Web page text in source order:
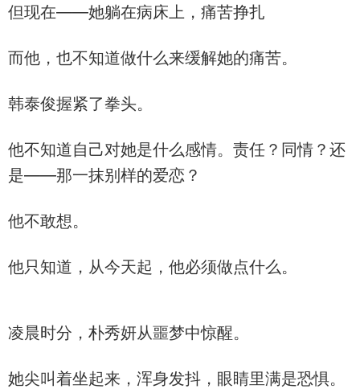
但现在——她躺在病床上，痛苦挣扎
而他，也不知道做什么来缓解她的痛苦。
韩泰俊握紧了拳头。
他不知道自己对她是什么感情。责任？同情？还
是——那一抹别样的爱恋？
他不敢想。
他只知道，从今天起，他必须做点什么。
凌晨时分，朴秀妍从噩梦中惊醒。
她尖叫着坐起来，浑身发抖，眼睛里满是恐惧。